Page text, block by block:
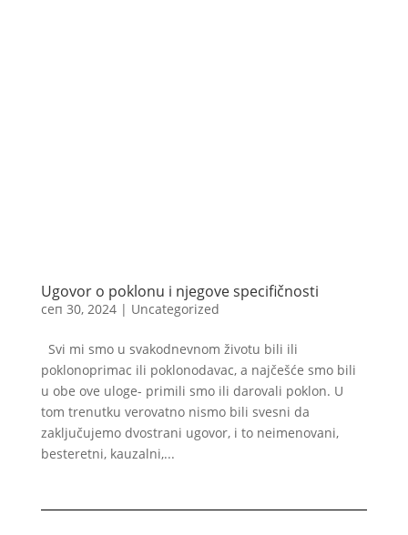
Ugovor o poklonu i njegove specifičnosti
сеп 30, 2024| Uncategorized
Svi mi smo u svakodnevnom životu bili ili
poklonoprimac ili poklonodavac, a najčešće smo bili
u obe ove uloge- primili smo ili darovali poklon. U
tom trenutku verovatno nismo bili svesni da
zaključujemo dvostrani ugovor, i to neimenovani,
besteretni, kauzalni,...